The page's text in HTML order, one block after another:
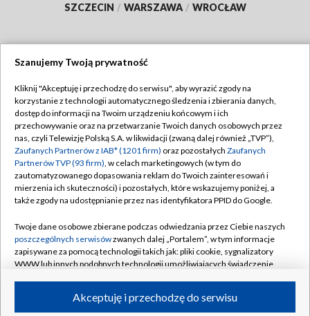
SZCZECIN / WARSZAWA / WROCŁAW
TVP
Abonament TVP
Emisja w TVP
Centrum informacji TVP
Naziemna Telewizja Cyfrowa
Rada Programowa
System NOS
Informacje o nadawcy
Program dla prasy
Regulamin TVP
Polityka prywatności
Moje zgody
Pomoc
Kontakt
Kanały
Szanujemy Twoją prywatność
Kliknij "Akceptuję i przechodzę do serwisu", aby wyrazić zgody na
korzystanie z technologii automatycznego śledzenia i zbierania danych,
dostęp do informacji na Twoim urządzeniu końcowym i ich
przechowywanie oraz na przetwarzanie Twoich danych osobowych przez
nas, czyli Telewizję Polską S.A. w likwidacji (zwaną dalej również „TVP”),
Zaufanych Partnerów z IAB* (1201 firm) oraz pozostałych Zaufanych
Partnerów TVP (93 firm), w celach marketingowych (w tym do
zautomatyzowanego dopasowania reklam do Twoich zainteresowań i
mierzenia ich skuteczności) i pozostałych, które wskazujemy poniżej, a
także zgody na udostępnianie przez nas identyfikatora PPID do Google.
Twoje dane osobowe zbierane podczas odwiedzania przez Ciebie naszych
poszczególnych serwisówzwanych dalej „Portalem”, w tym informacje
zapisywane za pomocą technologii takich jak: pliki cookie, sygnalizatory
WWW lub innych podobnych technologii umożliwiających świadczenie
ruchu w Internecie.Akceptuję i przechodzę do serwisu